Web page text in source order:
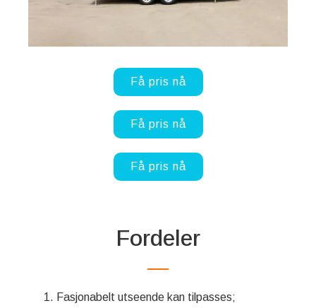
Få pris nå
Få pris nå
Få pris nå
Fordeler
Fasjonabelt utseende kan tilpasses;